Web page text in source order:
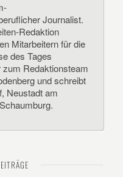
Journalist.
Redaktion
Mitarbeitern für die
des Tages
Redaktionsteam
und schreibt
Neustadt am